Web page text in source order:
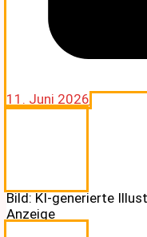
11. Juni 2026
Bild: KI-generierte
Anzeige